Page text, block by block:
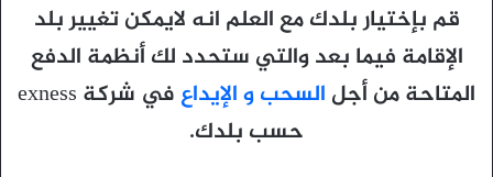
قم بإختيار بلدك مع العلم انه لايمكن تغيير بلد
الإقامة فيما بعد والتي ستحدد لك أنظمة الدفع
المتاحة من أجل السحب و الإيداع
في شركة exness
حسب بلدك.